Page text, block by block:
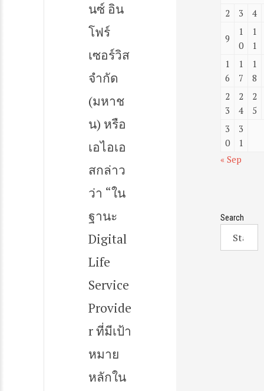
นซ์ อิน
โฟร์
เซอร์วิส
จำกัด
(มหาช
น) หรือ
เอไอเอ
สกล่าว
ว่า “ใน
ฐานะ
Digital
Life
Service
Provide
r ที่มีเป้า
หมาย
หลักใน
2 3 4
9
1
0
1
1
1
6
1
7
1
8
2
3
2
4
2
5
3
0
3
1
« Sep
Search